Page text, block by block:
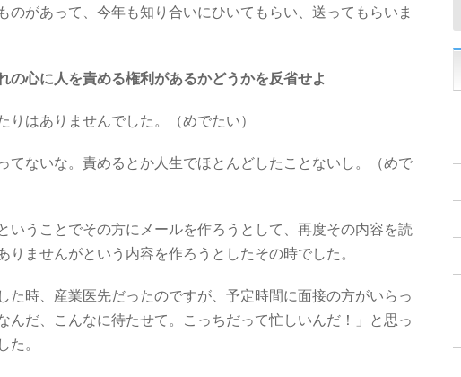
のがあって、今年も知り合いにひいてもらい、送ってもらいま
の心に人を責める権利があるかどうかを反省せよ
りはありませんでした。（めでたい）
てないな。責めるとか人生でほとんどしたことないし。（めで
いうことでその方にメールを作ろうとして、再度その内容を読
りませんがという内容を作ろうとしたその時でした。
た時、産業医先だったのですが、予定時間に面接の方がいらっ
んだ、こんなに待たせて。こっちだって忙しいんだ！」と思っ
た。